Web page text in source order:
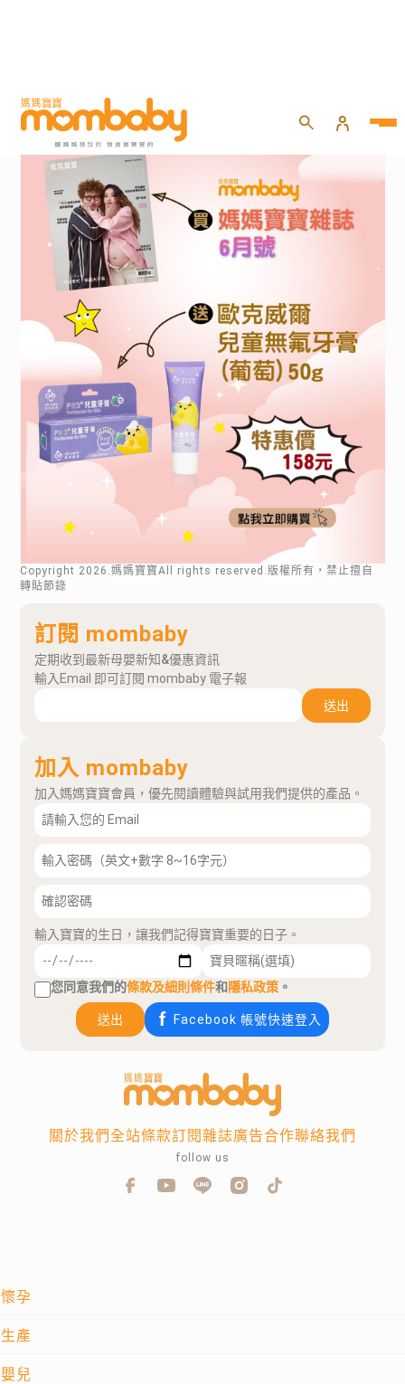
Copyright 2026 .媽媽寶寶All rights reserved.版權所有，禁止擅自
轉貼節錄
訂閱 mombaby
定期收到最新母嬰新知&優惠資訊
輸入Email 即可訂閱 mombaby 電子報
送出
加入 mombaby
加入媽媽寶寶會員，優先閱讀體驗與試用我們提供的產品。
輸入寶寶的生日，讓我們記得寶寶重要的日子。
您同意我們的條款及細則條件和隱私政策 。
送出 Facebook 帳號快速登入
懷孕
生產
嬰兒
關於我們全站條款訂閱雜誌廣告合作聯絡我們
follow us